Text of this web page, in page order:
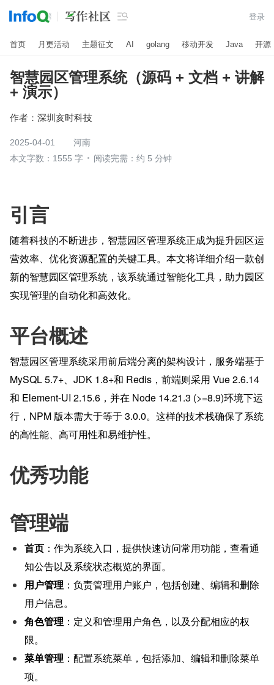
 登录
首页 月更活动 主题征文 AI golang 移动开发 Java 开源
智慧园区管理系统（源码 + 文档 + 讲解
+ 演示）
作者： 深圳亥时科技
2025-04-01
河南
本文字数：1555 字
阅读完需：约 5 分钟
引言
随着科技的不断进步，智慧园区管理系统正成为提升园区运
营效率、优化资源配置的关键工具。本文将详细介绍一款创
新的智慧园区管理系统，该系统通过智能化工具，助力园区
实现管理的自动化和高效化。
平台概述
智慧园区管理系统采用前后端分离的架构设计，服务端基于
MySQL 5.7+、JDK 1.8+和 Redis，前端则采用 Vue 2.6.14
和 Element-UI 2.15.6，并在 Node 14.21.3 (>=8.9)环境下运
行，NPM 版本需大于等于 3.0.0。这样的技术栈确保了系统
的高性能、高可用性和易维护性。
优秀功能
管理端
首页 ：作为系统入口，提供快速访问常用功能，查看通
知公告以及系统状态概览的界面。
用户管理 ：负责管理用户账户，包括创建、编辑和删除
用户信息。
角色管理 ：定义和管理用户角色，以及分配相应的权
限。
菜单管理 ：配置系统菜单，包括添加、编辑和删除菜单
项。